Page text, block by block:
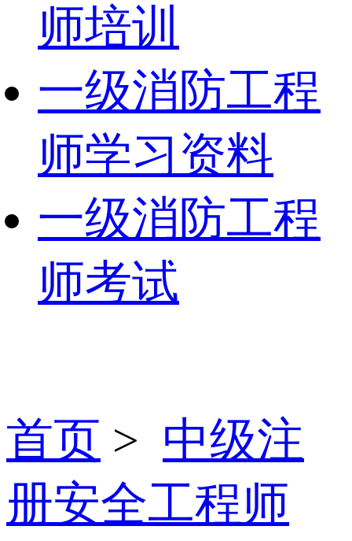
师培训
一级消防工程
师学习资料
一级消防工程
师考试
首页 > 中级注
册安全工程师